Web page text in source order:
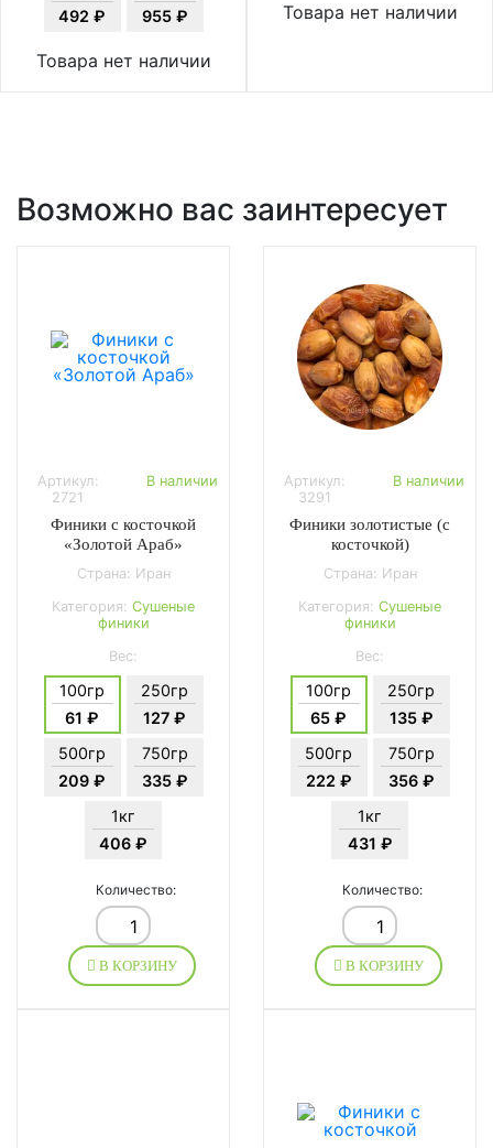
492 ₽
955 ₽
Товара нет наличии
Товара нет наличии
Возможно вас заинтересует
Артикул:
2721
В наличии
Финики с косточкой
«Золотой Араб»
Страна: Иран
Категория: Сушеные
финики
Вес:
100гр
61 ₽
250гр
127 ₽
500гр
209 ₽
750гр
335 ₽
1кг
406 ₽
Количество:
В КОРЗИНУ
Артикул:
3291
В наличии
Финики золотистые (с
косточкой)
Страна: Иран
Категория: Сушеные
финики
Вес:
100гр
65 ₽
250гр
135 ₽
500гр
222 ₽
750гр
356 ₽
1кг
431 ₽
Количество:
В КОРЗИНУ